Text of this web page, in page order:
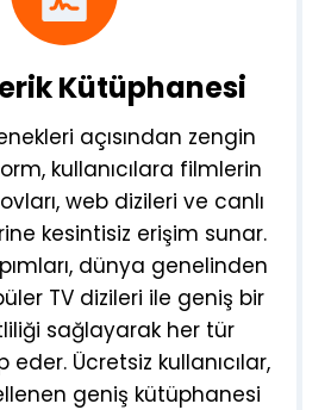
Kütüphanesi
açısından zengin
kullanıcılara filmlerin
web dizileri ve canlı
kesintisiz erişim sunar.
dünya genelinden
TV dizileri ile geniş bir
sağlayarak her tür
Ücretsiz kullanıcılar,
geniş kütüphanesi